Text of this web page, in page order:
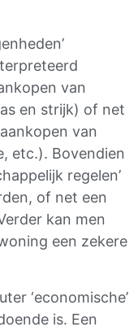
van
en strijk) of net
van
etc.). Bovendien
regelen’
of net een
kan men
een zekere
‘economische’
is. Een